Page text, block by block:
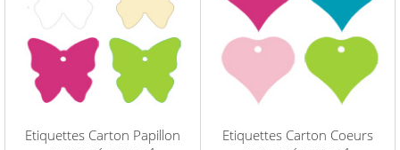
Etiquettes Carton Papillon
Etiquettes Carton Coeurs